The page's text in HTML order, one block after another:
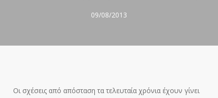
09/08/2013
Οι σχέσεις από απόσταση τα τελευταία χρόνια έχουν γίνει